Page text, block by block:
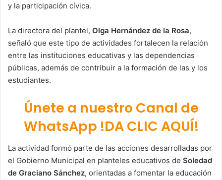
y la participación cívica.
La directora del plantel, Olga Hernández de la Rosa,
señaló que este tipo de actividades fortalecen la relación
entre las instituciones educativas y las dependencias
públicas, además de contribuir a la formación de las y los
estudiantes.
Únete a nuestro Canal de
WhatsApp !DA CLIC AQUÍ!
La actividad formó parte de las acciones desarrolladas por
el Gobierno Municipal en planteles educativos de Soledad
de Graciano Sánchez, orientadas a fomentar la educación